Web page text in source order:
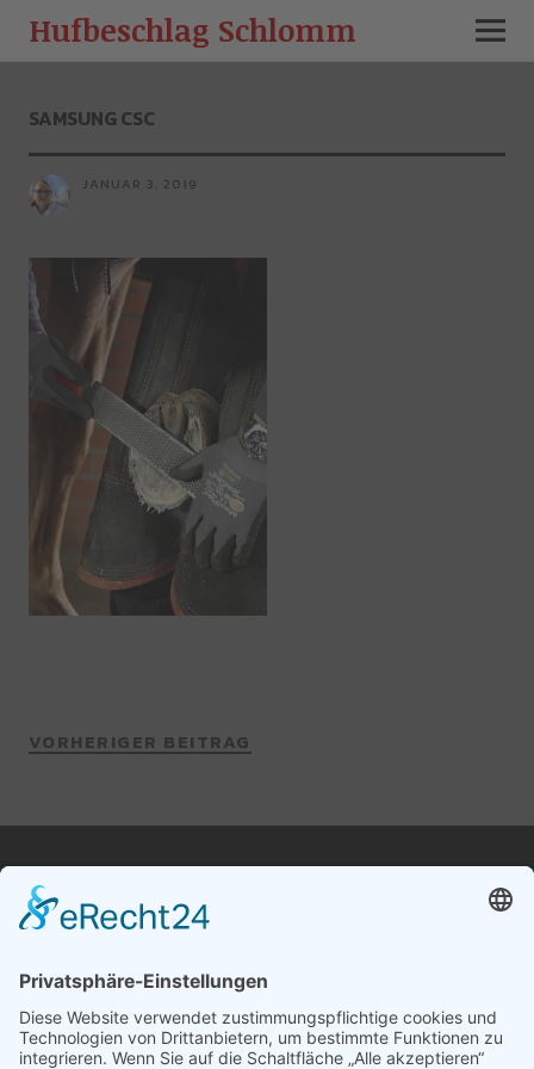
Hufbeschlag Schlomm
SAMSUNG CSC
JANUAR 3, 2019
VORHERIGER BEITRAG